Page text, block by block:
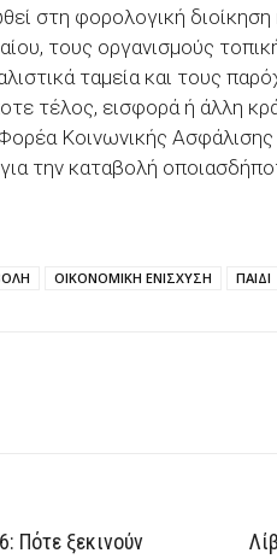
στη φορολογική διοίκηση
τους οργανισμούς
ταμεία και τους
τέλος, εισφορά ή άλλη
Κοινωνικής
την καταβολή
ΟΙΚΟΝΟΜΙΚΗ ΕΝΙΣΧΥΣΗ ΠΑΙΔΙ
Πότε ξεκινούν